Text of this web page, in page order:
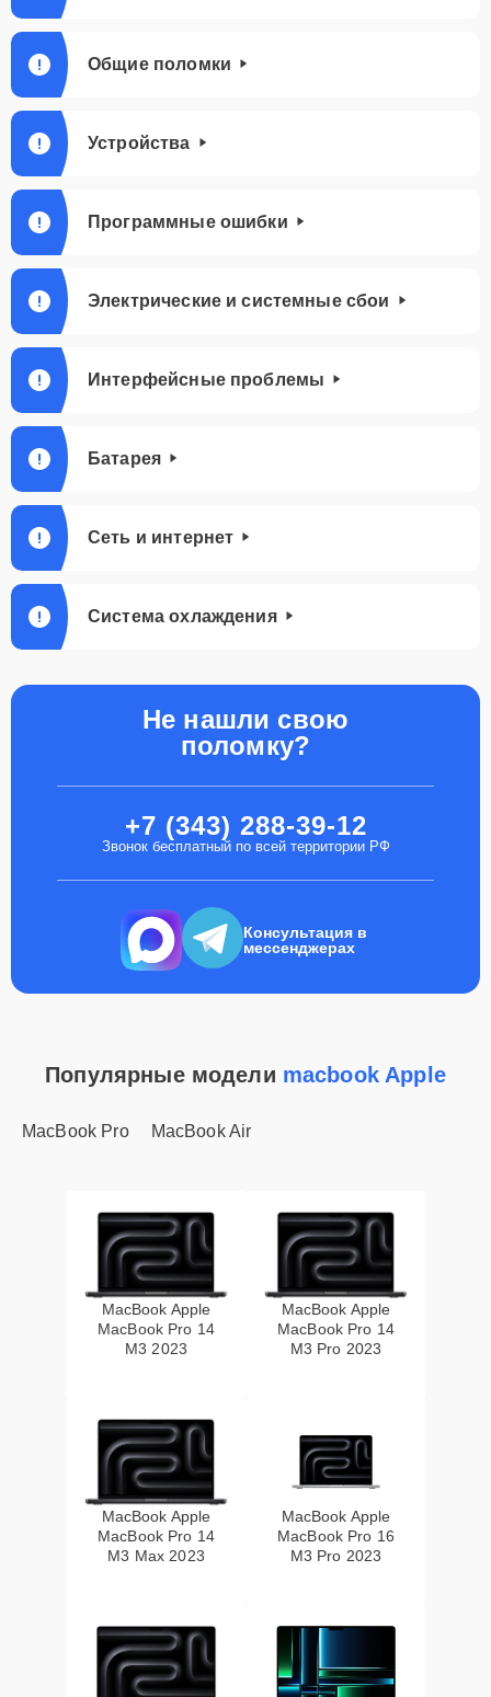
Общие поломки
Устройства
Программные ошибки
Электрические и системные сбои
Интерфейсные проблемы
Батарея
Сеть и интернет
Система охлаждения
Не нашли свою
поломку?
+7 (343) 288-39-12
Звонок бесплатный по всей территории РФ
Консультация в
мессенджерах
Популярные модели macbook Apple
MacBook Pro MacBook Air
MacBook Apple
MacBook Pro 14
M3 2023
MacBook Apple
MacBook Pro 14
M3 Pro 2023
MacBook Apple
MacBook Pro 14
M3 Max 2023
MacBook Apple
MacBook Pro 16
M3 Pro 2023